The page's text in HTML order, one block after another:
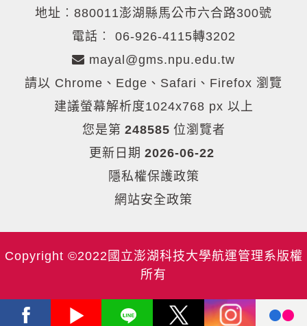
地址︰880011澎湖縣馬公市六合路300號
電話︰ 06-926-4115轉3202
mayal@gms.npu.edu.tw
請以 Chrome、Edge、Safari、Firefox 瀏覽
建議螢幕解析度1024x768 px 以上
您是第 248585 位瀏覽者
更新日期 2026-06-22
隱私權保護政策
網站安全政策
Copyright ©2022國立澎湖科技大學航運管理系版權
所有
Facebook Youtube Line X Instagram